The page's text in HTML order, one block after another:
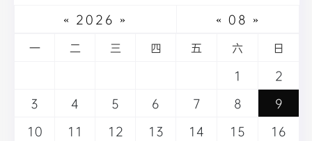
« 2026 » « 08 »
一
二 三 四 五 六
日
1
2
3
4 5 6 7 8
9
10
11 12 13 14 15
16